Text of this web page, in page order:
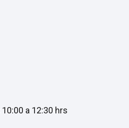
10:00 a 12:30 hrs